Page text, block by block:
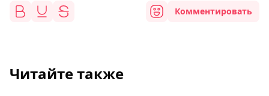
Комментировать
Читайте также